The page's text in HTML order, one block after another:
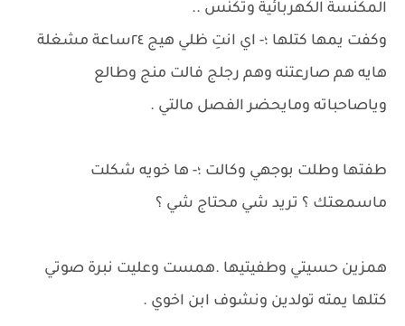
المكنسة الكهربائية وتكنس ..
وكفت يمها كتلها ؛- اي انتِ ظلي هيج ٢٤ساعة مشغلة
هايه هم صارعتنه وهم رجلج فالت منج وطالع
وياصاحباته ومايحضر الفصل مالتي .
طفتها وطلت بوجهي وكالت ؛- ها خويه شكلت
ماسمعتك ؟ تريد شي محتاج شي ؟
همزين حسيتي وطفيتيها .همست وعليت نبرة صوتي
كتلها يمته تولدين ونشوف ابن اخوي .